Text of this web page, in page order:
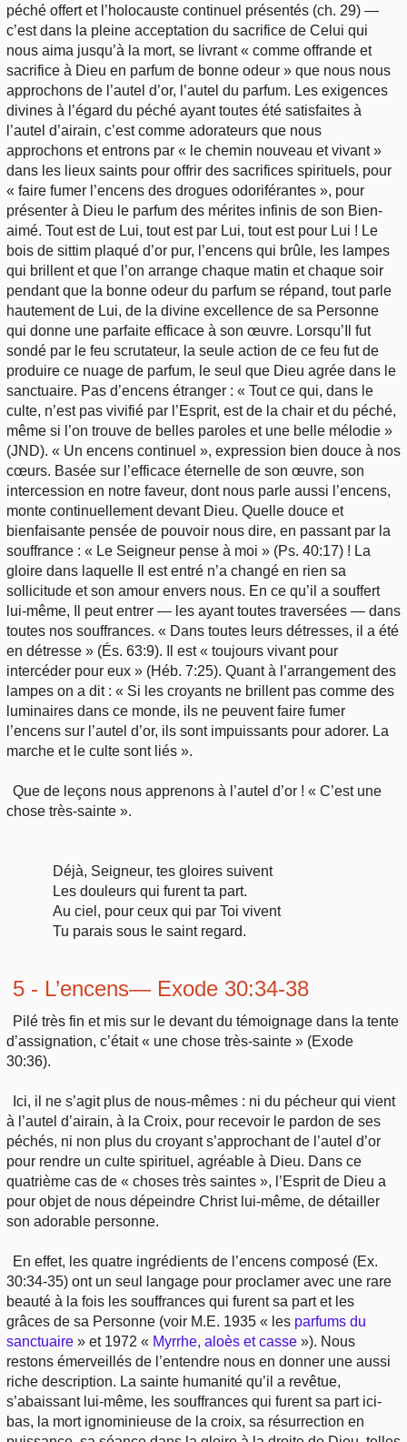
péché offert et l’holocauste continuel présentés (ch. 29) —
c’est dans la pleine acceptation du sacrifice de Celui qui
nous aima jusqu’à la mort, se livrant « comme offrande et
sacrifice à Dieu en parfum de bonne odeur » que nous nous
approchons de l’autel d’or, l’autel du parfum. Les exigences
divines à l’égard du péché ayant toutes été satisfaites à
l’autel d’airain, c’est comme adorateurs que nous
approchons et entrons par « le chemin nouveau et vivant »
dans les lieux saints pour offrir des sacrifices spirituels, pour
« faire fumer l’encens des drogues odoriférantes », pour
présenter à Dieu le parfum des mérites infinis de son Bien-
aimé. Tout est de Lui, tout est par Lui, tout est pour Lui ! Le
bois de sittim plaqué d’or pur, l’encens qui brûle, les lampes
qui brillent et que l’on arrange chaque matin et chaque soir
pendant que la bonne odeur du parfum se répand, tout parle
hautement de Lui, de la divine excellence de sa Personne
qui donne une parfaite efficace à son œuvre. Lorsqu’Il fut
sondé par le feu scrutateur, la seule action de ce feu fut de
produire ce nuage de parfum, le seul que Dieu agrée dans le
sanctuaire. Pas d’encens étranger : « Tout ce qui, dans le
culte, n’est pas vivifié par l’Esprit, est de la chair et du péché,
même si l’on trouve de belles paroles et une belle mélodie »
(JND). « Un encens continuel », expression bien douce à nos
cœurs. Basée sur l’efficace éternelle de son œuvre, son
intercession en notre faveur, dont nous parle aussi l’encens,
monte continuellement devant Dieu. Quelle douce et
bienfaisante pensée de pouvoir nous dire, en passant par la
souffrance : « Le Seigneur pense à moi » (Ps. 40:17) ! La
gloire dans laquelle Il est entré n’a changé en rien sa
sollicitude et son amour envers nous. En ce qu’il a souffert
lui-même, Il peut entrer — les ayant toutes traversées — dans
toutes nos souffrances. « Dans toutes leurs détresses, il a été
en détresse » (És. 63:9). Il est « toujours vivant pour
intercéder pour eux » (Héb. 7:25). Quant à l’arrangement des
lampes on a dit : « Si les croyants ne brillent pas comme des
luminaires dans ce monde, ils ne peuvent faire fumer
l’encens sur l’autel d’or, ils sont impuissants pour adorer. La
marche et le culte sont liés ».
Que de leçons nous apprenons à l’autel d’or ! « C’est une
chose très-sainte ».
Déjà, Seigneur, tes gloires suivent
Les douleurs qui furent ta part.
Au ciel, pour ceux qui par Toi vivent
Tu parais sous le saint regard.
5 - L’encens— Exode 30:34-38
Pilé très fin et mis sur le devant du témoignage dans la tente
d’assignation, c’était « une chose très-sainte » (Exode
30:36).
Ici, il ne s’agit plus de nous-mêmes : ni du pécheur qui vient
à l’autel d’airain, à la Croix, pour recevoir le pardon de ses
péchés, ni non plus du croyant s’approchant de l’autel d’or
pour rendre un culte spirituel, agréable à Dieu. Dans ce
quatrième cas de « choses très saintes », l’Esprit de Dieu a
pour objet de nous dépeindre Christ lui-même, de détailler
son adorable personne.
En effet, les quatre ingrédients de l’encens composé (Ex.
30:34-35) ont un seul langage pour proclamer avec une rare
beauté à la fois les souffrances qui furent sa part et les
grâces de sa Personne (voir M.E. 1935 « les parfums du
sanctuaire » et 1972 « Myrrhe, aloès et casse »). Nous
restons émerveillés de l’entendre nous en donner une aussi
riche description. La sainte humanité qu’il a revêtue,
s’abaissant lui-même, les souffrances qui furent sa part ici-
bas, la mort ignominieuse de la croix, sa résurrection en